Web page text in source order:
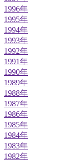
1996年
1995年
1994年
1993年
1992年
1991年
1990年
1989年
1988年
1987年
1986年
1985年
1984年
1983年
1982年